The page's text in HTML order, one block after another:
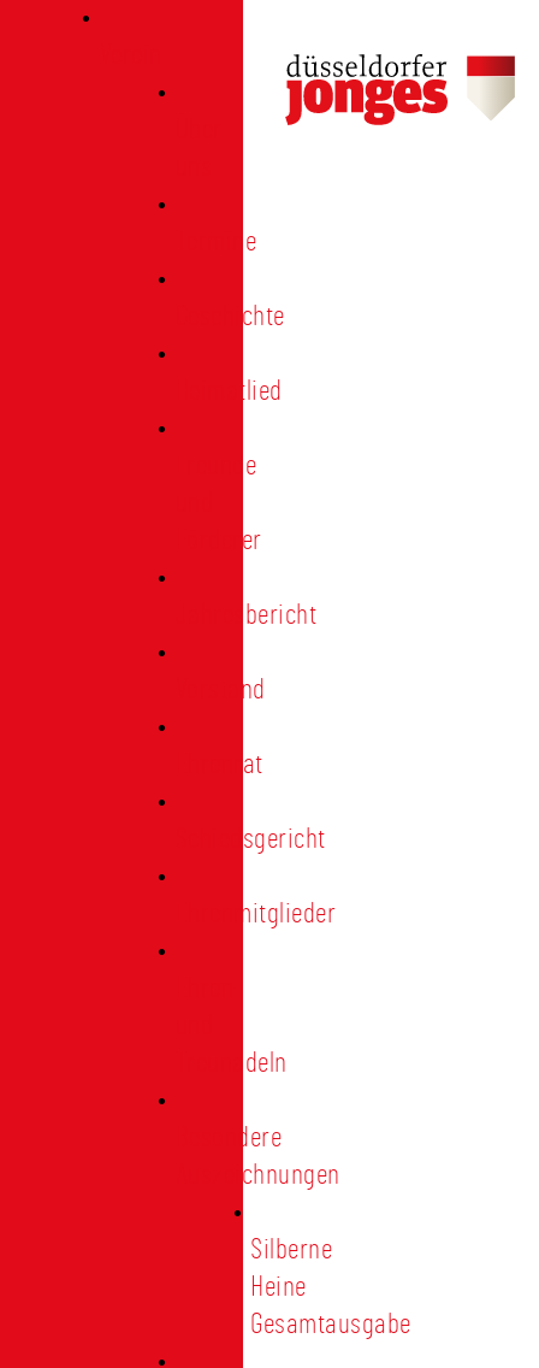
Termine
Geschichte
Heimatlied
Freunde
Förderer
Jahresbericht
Vorstand
Ehrenrat
Schiedsgericht
Ehrenmitglieder
Treunadeln
Besondere
Auszeichnungen
Silberne
Heine
Gesamtausgabe